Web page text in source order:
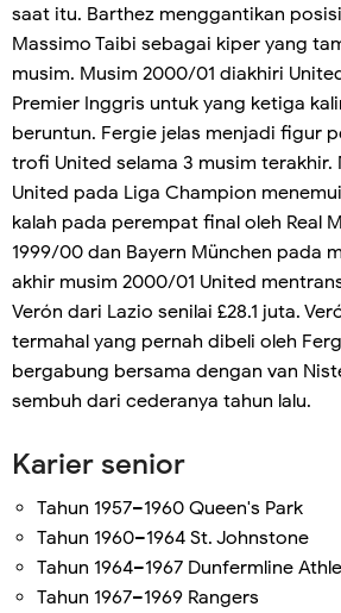
saat itu. Barthez menggantikan
Massimo Taibi sebagai kiper yang
musim. Musim 2000/01 diakhiri
Premier Inggris untuk yang ketiga
beruntun. Fergie jelas menjadi figur
trofi United selama 3 musim terakhir.
United pada Liga Champion
kalah pada perempat final oleh Real
1999/00 dan Bayern München pada
akhir musim 2000/01 United
Verón dari Lazio senilai £28.1 juta.
termahal yang pernah dibeli oleh
bergabung bersama dengan van
sembuh dari cederanya tahun lalu.
Karier senior
Tahun 1957–1960 Queen's Park
Tahun 1960–1964 St. Johnstone
Tahun 1964–1967 Dunfermline
Tahun 1967–1969 Rangers